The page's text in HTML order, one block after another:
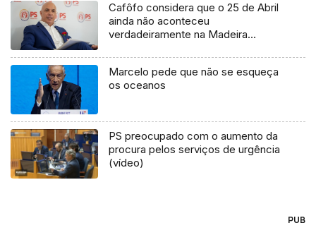
Cafôfo considera que o 25 de Abril
ainda não aconteceu
verdadeiramente na Madeira
Marcelo pede que não se esqueça
os oceanos
PS preocupado com o aumento da
procura pelos serviços de urgência
(vídeo)
PUB